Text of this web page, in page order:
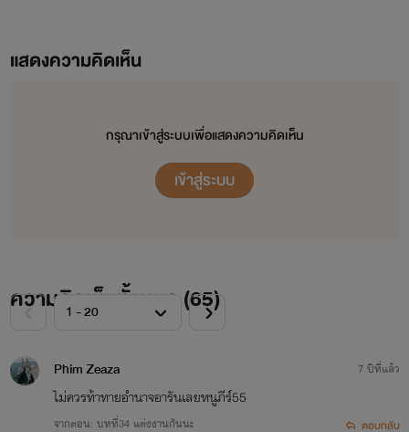
แสดงความคิดเห็น
กรุณาเข้าสู่ระบบเพื่อแสดงความคิดเห็น
เข้าสู่ระบบ
ความคิดเห็นทั้งหมด (65)
Phim Zeaza
ไม่ควรท้าทายอำนาจอารันเลยหนูภีร์55
จากตอน: บทที่34 แต่งงานกันนะ
7 ปีที่แล้ว
ตอบกลับ